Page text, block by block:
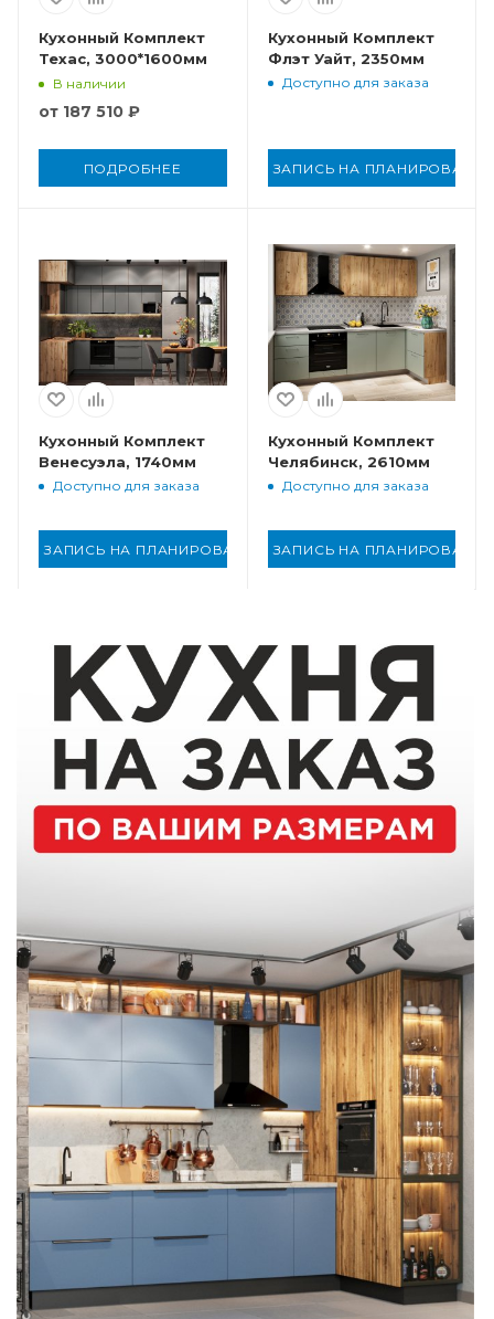
Кухонный Комплект
Техас, 3000*1600мм
В наличии
от 187 510 ₽
ПОДРОБНЕЕ
Кухонный Комплект
Флэт Уайт, 2350мм
Доступно для заказа
ЗАПИСЬ НА ПЛАНИРОВАНИЕ
Кухонный Комплект
Венесуэла, 1740мм
Доступно для заказа
ЗАПИСЬ НА ПЛАНИРОВАНИЕ
Кухонный Комплект
Челябинск, 2610мм
Доступно для заказа
ЗАПИСЬ НА ПЛАНИРОВАНИЕ